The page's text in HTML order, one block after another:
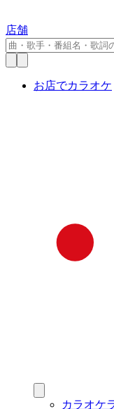
店舗
お店でカラオケ
カラオケ